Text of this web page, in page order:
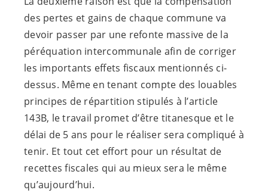
des pertes et gains de chaque commune va
devoir passer par une refonte massive de la
péréquation intercommunale afin de corriger
les importants effets fiscaux mentionnés ci-
dessus. Même en tenant compte des louables
principes de répartition stipulés à l’article
143B, le travail promet d’être titanesque et le
délai de 5 ans pour le réaliser sera compliqué à
tenir. Et tout cet effort pour un résultat de
recettes fiscales qui au mieux sera le même
qu’aujourd’hui.